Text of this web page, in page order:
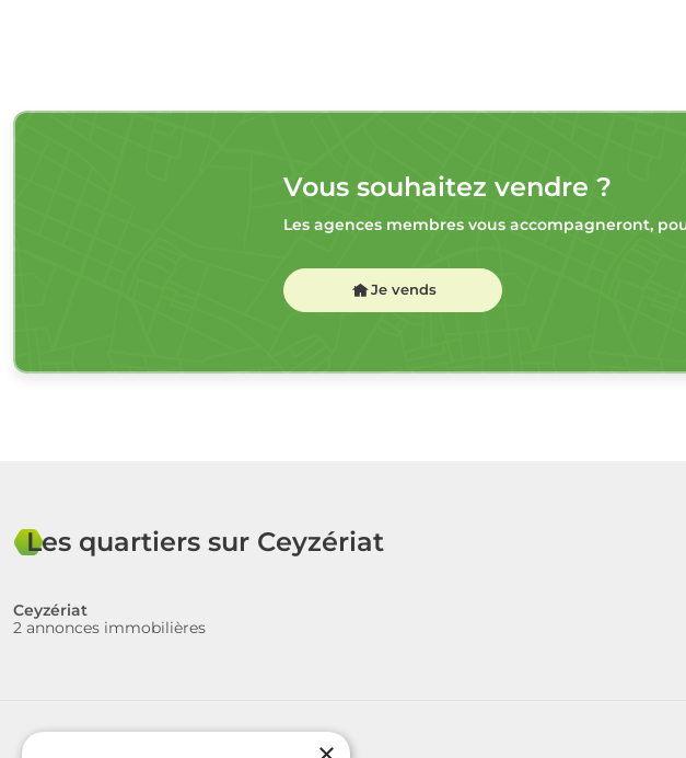
Vous souhaitez vendre ?
Les agences membres vous accompagneront,
Je vends
Les quartiers sur Ceyzériat
Ceyzériat
2 annonces immobilières